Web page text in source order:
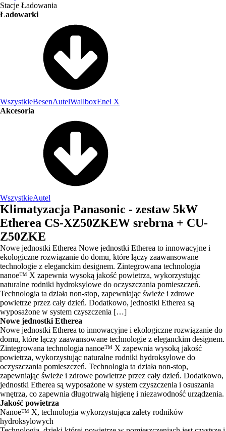
Stacje Ładowania
Ładowarki
WszystkieBesenAutelWallboxEnel X
Akcesoria
WszystkieAutel
Klimatyzacja Panasonic - zestaw 5kW
Etherea CS-XZ50ZKEW srebrna + CU-
Z50ZKE
Nowe jednostki Etherea Nowe jednostki Etherea to innowacyjne i
ekologiczne rozwiązanie do domu, które łączy zaawansowane
technologie z eleganckim designem. Zintegrowana technologia
nanoe™ X zapewnia wysoką jakość powietrza, wykorzystując
naturalne rodniki hydroksylowe do oczyszczania pomieszczeń.
Technologia ta działa non-stop, zapewniając świeże i zdrowe
powietrze przez cały dzień. Dodatkowo, jednostki Etherea są
wyposażone w system czyszczenia […]
Nowe jednostki Etherea
Nowe jednostki Etherea to innowacyjne i ekologiczne rozwiązanie do
domu, które łączy zaawansowane technologie z eleganckim designem.
Zintegrowana technologia nanoe™ X zapewnia wysoką jakość
powietrza, wykorzystując naturalne rodniki hydroksylowe do
oczyszczania pomieszczeń. Technologia ta działa non-stop,
zapewniając świeże i zdrowe powietrze przez cały dzień. Dodatkowo,
jednostki Etherea są wyposażone w system czyszczenia i osuszania
wnętrza, co zapewnia długotrwałą higienę i niezawodność urządzenia.
Jakość powietrza
Nanoe™ X, technologia wykorzystująca zalety rodników
hydroksylowych